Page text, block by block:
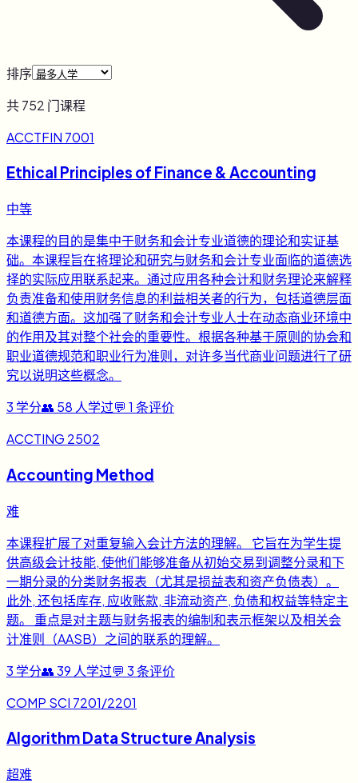
排序
共752 门课程
ACCTFIN 7001
Ethical Principles of Finance & Accounting
中等
本课程的目的是集中于财务和会计专业道德的理论和实证基
础。本课程旨在将理论和研究与财务和会计专业面临的道德选
择的实际应用联系起来。通过应用各种会计和财务理论来解释
负责准备和使用财务信息的利益相关者的行为，包括道德层面
和道德方面。这加强了财务和会计专业人士在动态商业环境中
的作用及其对整个社会的重要性。根据各种基于原则的协会和
职业道德规范和职业行为准则，对许多当代商业问题进行了研
究以说明这些概念。
3 学分👥 58 人学过💬 1 条评价
ACCTING 2502
Accounting Method
难
本课程扩展了对重复输入会计方法的理解。 它旨在为学生提
供高级会计技能, 使他们能够准备从初始交易到调整分录和下
一期分录的分类财务报表（尤其是损益表和资产负债表）。
此外, 还包括库存, 应收账款, 非流动资产, 负债和权益等特定主
题。 重点是对主题与财务报表的编制和表示框架以及相关会
计准则（AASB）之间的联系的理解。
3 学分👥39 人学过💬 3条评价
COMP SCI 7201/2201
Algorithm Data Structure Analysis
超难